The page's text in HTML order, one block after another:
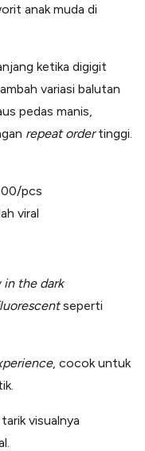
anak muda di
ketika digigit
variasi balutan
pedas manis,
repeat ordertinggi.
pcs
viral
in the dark
seperti
, cocok untuk
visualnya